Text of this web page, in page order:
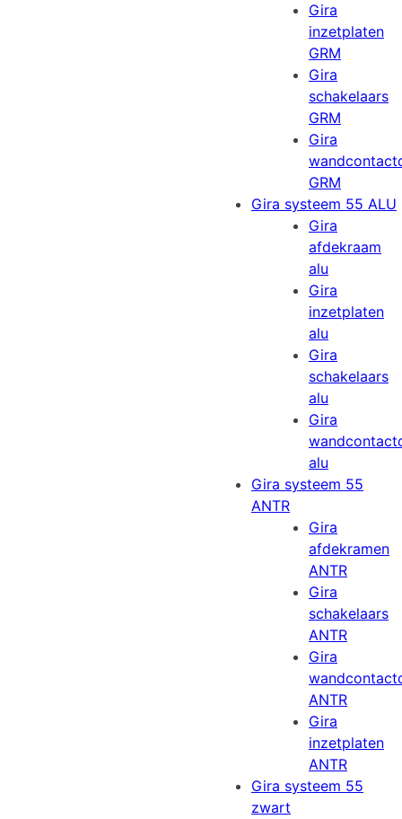
Gira
inzetplaten
GRM
Gira
schakelaars
GRM
Gira
GRM
Gira systeem 55 ALU
Gira
afdekraam
alu
Gira
inzetplaten
alu
Gira
schakelaars
alu
Gira
alu
Gira systeem 55
ANTR
Gira
afdekramen
ANTR
Gira
schakelaars
ANTR
Gira
ANTR
Gira
inzetplaten
ANTR
Gira systeem 55
zwart